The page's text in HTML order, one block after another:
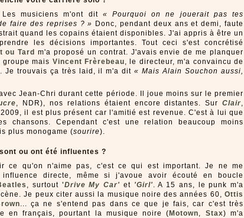
musiciens m'ont dit « Pourquoi on ne jouerait pas tes
faire des reprises ? » Donc, pendant deux ans et demi, faute
quand les copains étaient disponibles. J'ai appris à être un
les décisions importantes. Tout ceci s'est concrétisé
ou Tard m'a proposé un contrat. J'avais envie de me planquer
mais Vincent Frèrebeau, le directeur, m'a convaincu de
Je trouvais ça très laid, il m'a dit« Mais Alain Souchon aussi,
Jean-Chri durant cette période. Il joue moins sur le premier
, NDR), nos relations étaient encore distantes. SurClair,
il est plus présent car l'amitié est revenue. C'est à lui que
chansons. Cependant c'est une relation beaucoup moins
plus monogame (sourire).
ou ont été influentes ?
ce qu'on n'aime pas, c'est ce qui est important. Je ne me
influence directe, même si j'avoue avoir écouté en boucle
, surtout 'Drive My Car' et'Girl'. A 15 ans, le punk m'a
Je peux citer aussi la musique noire des années 60, Ottis
... ça ne s'entend pas dans ce que je fais, car c'est très
en français, pourtant la musique noire ( Motown, Stax) m'a